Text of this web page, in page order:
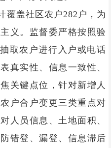
覆盖社区农户282户，为
义。监督委严格按照验
取农户进行入户或电话
真实性、信息一致性、
关键点位，针对新增人
户合户变更三类重点对
人员信息、土地面积、
错登、漏登、信息滞后